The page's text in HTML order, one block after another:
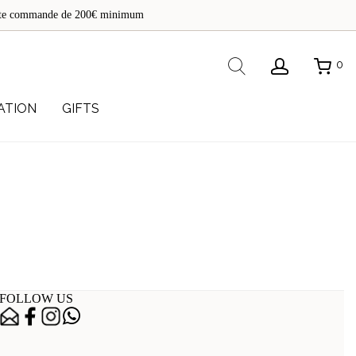
commande de 200€ minimum
GIFTS
Rechercher0
FOLLOW US